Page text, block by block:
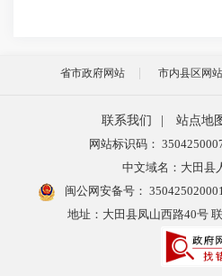
省市政府网站 市内县区网站
联系我们 站点地
网站标识码：
中文域名：大田县
闽公网安备号：
地址：大田县凤山西路40号